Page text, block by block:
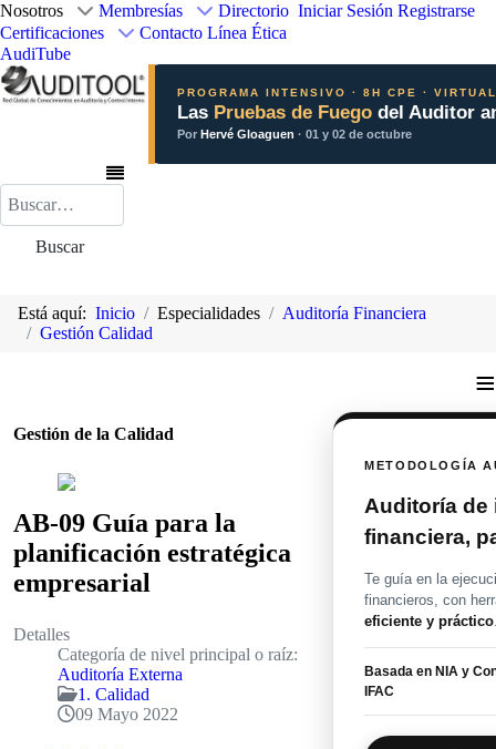
Nosotros Membresías
Directorio
Certificaciones
Contacto Línea Ética
AudiTube
Iniciar Sesión Registrarse
PROGRAMA INTENSIVO · 8H CPE ·
Las Pruebas de Fuego del Auditor
PorHervé Gloaguen · 01 y 02 de octubre
Buscar
Buscar
Está aquí: Inicio Especialidades
Auditoría Financiera
Gestión Calidad
≡
Gestión de la Calidad
AB-09 Guía para la
planificación estratégica
empresarial
Detalles
Categoría de nivel principal o raíz:
Auditoría Externa
1. Calidad
09 Mayo 2022
METODOLOGÍA
Auditoría de
financiera,
Te guía en la
financieros, con
eficiente y práctico
Basada en NIA y
IFAC